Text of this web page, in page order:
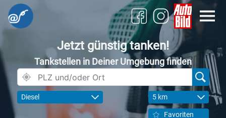
Jetzt günstig tanken!
Tankstellen in Deiner Umgebung finden
Diesel 5 km
Favoriten